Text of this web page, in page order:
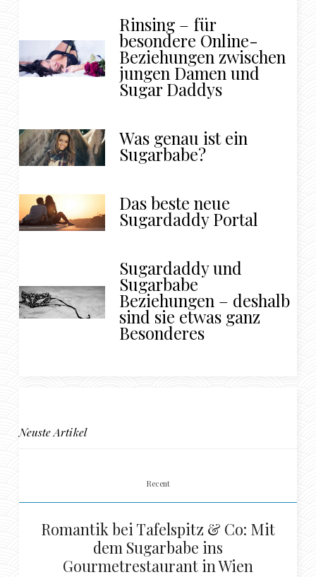
Rinsing – für
besondere Online-
Beziehungen zwischen
jungen Damen und
Sugar Daddys
Was genau ist ein
Sugarbabe?
Das beste neue
Sugardaddy Portal
Sugardaddy und
Sugarbabe
Beziehungen – deshalb
sind sie etwas ganz
Besonderes
Neuste Artikel
Recent
Romantik bei Tafelspitz & Co: Mit
dem Sugarbabe ins
Gourmetrestaurant in Wien